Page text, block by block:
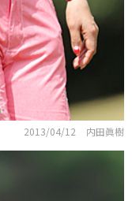
2013/04/12 内田眞樹